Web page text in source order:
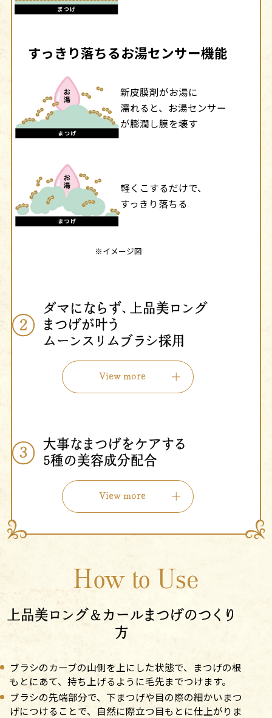
すっきり落ちるお湯センサー機能
新皮膜剤がお湯に
濡れると、お湯センサー
が膨潤し膜を壊す
軽くこするだけで、
すっきり落ちる
※イメージ図
2
ダマにならず、上品美ロング
まつげが叶う
ムーンスリムブラシ採用
View more
3
大事なまつげをケアする
5種の美容成分配合
View more
How to Use
上品美ロング＆カールまつげのつくり
方
ブラシのカーブの山側を上にした状態で、まつげの根
もとにあて、持ち上げるように毛先までつけます。
ブラシの先端部分で、下まつげや目の際の細かいまつ
げにつけることで、自然に際立つ目もとに仕上がりま